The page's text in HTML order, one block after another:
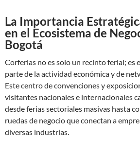
La Importancia
en el Ecosistema de
Bogotá
Corferias no es solo un recinto ferial; es
parte de la actividad económica y de
Este centro de convenciones y
visitantes nacionales e internacionales
desde ferias sectoriales masivas hasta
ruedas de negocio que conectan a
diversas industrias.